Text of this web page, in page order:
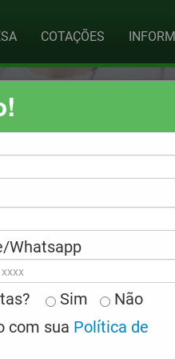
COTAÇÕES
apresentadas
judiciais e outros
Whatsapp
Sim
Não
com sua Política de